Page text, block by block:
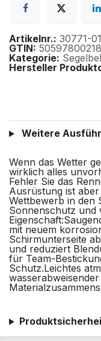
Artikelnr.: 30771-01
GTIN:
Kategorie:
Hersteller
Weitere
Wenn das Wetter
wirklich alles
Fehler Sie das
Ausrüstung ist
Wettbewerb in den
Sonnenschutz und
mit neuem
Schirmunterseite
und reduziert
für Team-
Schutz.Leichtes